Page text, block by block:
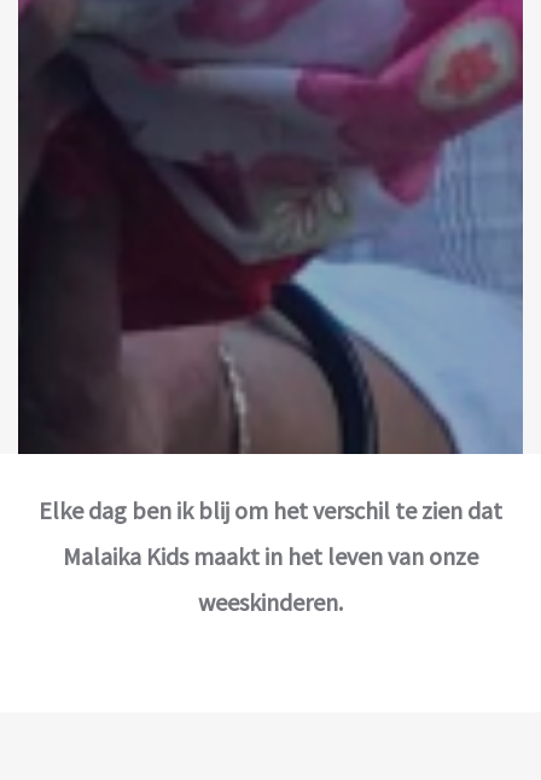
Elke dag ben ik blij om het verschil te zien dat
Malaika Kids maakt in het leven van onze
weeskinderen.